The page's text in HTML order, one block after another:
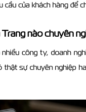
của khách hàng để
nào chuyên
công ty, doanh
sự chuyên nghiệp